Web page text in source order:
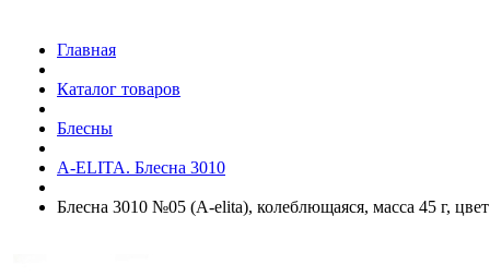
Главная
Каталог товаров
Блесны
A-ELITA. Блесна 3010
Блесна 3010 №05 (А-elita), колеблющаяся, масса 45 г,